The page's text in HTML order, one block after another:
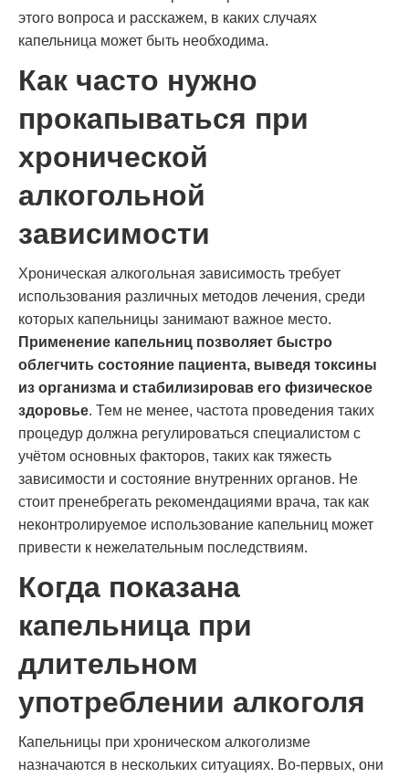
этого вопроса и расскажем, в каких случаях
капельница может быть необходима.
Как часто нужно
прокапываться при
хронической
алкогольной
зависимости
Хроническая алкогольная зависимость требует
использования различных методов лечения, среди
которых капельницы занимают важное место.
Применение капельниц позволяет быстро
облегчить состояние пациента, выведя токсины
из организма и стабилизировав его физическое
здоровье. Тем не менее, частота проведения таких
процедур должна регулироваться специалистом с
учётом основных факторов, таких как тяжесть
зависимости и состояние внутренних органов. Не
стоит пренебрегать рекомендациями врача, так как
неконтролируемое использование капельниц может
привести к нежелательным последствиям.
Когда показана
капельница при
длительном
употреблении алкоголя
Капельницы при хроническом алкоголизме
назначаются в нескольких ситуациях. Во-первых, они